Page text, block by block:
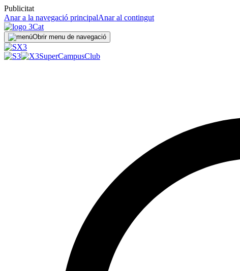
Publicitat
Anar a la navegació principalAnar al contingut
Obrir menu de navegació
SuperCampusClub